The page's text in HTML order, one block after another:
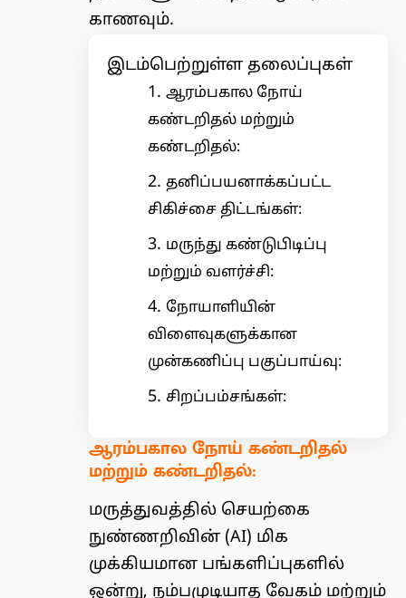
காணவும்.
இடம்பெற்றுள்ள தலைப்புகள்
ஆரம்பகால நோய்
கண்டறிதல் மற்றும்
கண்டறிதல்:
தனிப்பயனாக்கப்பட்ட
சிகிச்சை திட்டங்கள்:
மருந்து கண்டுபிடிப்பு
மற்றும் வளர்ச்சி:
நோயாளியின்
விளைவுகளுக்கான
முன்கணிப்பு பகுப்பாய்வு:
சிறப்பம்சங்கள்:
ஆரம்பகால நோய் கண்டறிதல்
மற்றும் கண்டறிதல்:
மருத்துவத்தில் செயற்கை
நுண்ணறிவின் (AI) மிக
முக்கியமான பங்களிப்புகளில்
ஒன்று, நம்பமுடியாத வேகம் மற்றும்